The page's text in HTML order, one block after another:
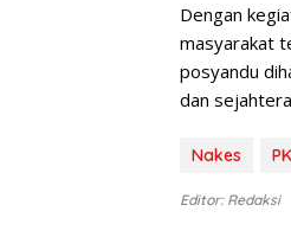
Dengan
masyarakat
posyandu
dan
Nakes
Editor: Redaksi